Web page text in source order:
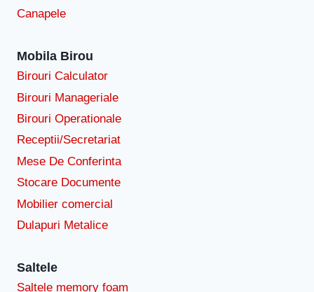
Canapele
Mobila Birou
Birouri Calculator
Birouri Manageriale
Birouri Operationale
Receptii/Secretariat
Mese De Conferinta
Stocare Documente
Mobilier comercial
Dulapuri Metalice
Saltele
Saltele memory foam